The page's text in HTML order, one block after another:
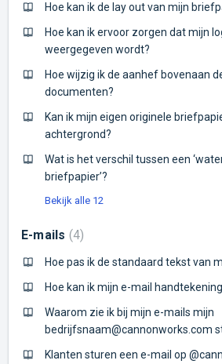
Hoe kan ik de lay out van mijn
Hoe kan ik ervoor zorgen dat mijn
weergegeven wordt?
Hoe wijzig ik de aanhef bovenaan
documenten?
Kan ik mijn eigen originele
achtergrond?
Wat is het verschil tussen een
briefpapier’?
Bekijk alle 12
E-mails 4
Hoe pas ik de standaard tekst van
Hoe kan ik mijn e-mail
Waarom zie ik bij mijn e-mails mijn
bedrijfsnaam@cannonworks.com
Klanten sturen een e-mail op